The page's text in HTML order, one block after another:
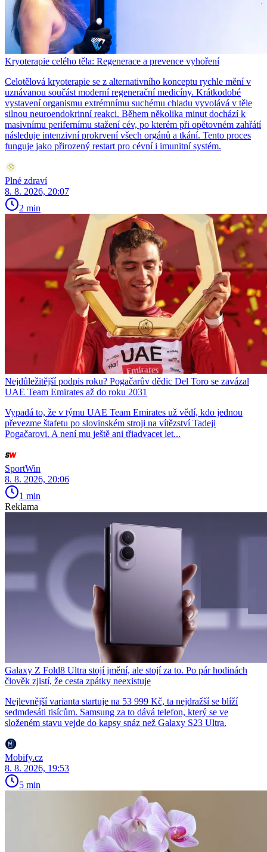
Kryoterapie celého těla: Regenerace a prevence vyhoření
Celotělová kryoterapie se z alternativního konceptu rychle mění v
uznávanou součást moderní regenerační medicíny. Krátkodobé
vystavení organismu extrémnímu suchému chladu vyvolává v těle
silnou neuroendokrinní reakci. Během několika minut dochází k
masivnímu perifernímu stažení cév, po kterém při opětovném zahřátí
následuje intenzivní prokrvení všech orgánů a tkání. Tento proces
funguje jako přirozený restart pro cévní i imunitní systém.
Plné zdraví
8. 8. 2026, 20:07
2 min
Nejdůležitější podpis roku? Pogačarův dědic Del Toro se zavázal
UAE Team Emirates až do roku 2031
Vypadá to, že v týmu UAE Team Emirates už vědí, kdo jednou
převezme štafetu po slovinském stroji na vítězství Tadeji
Pogačarovi. A není mu ještě ani třiadvacet let...
SportWin
8. 8. 2026, 20:06
1 min
Reklama
Galaxy Z Fold8 Ultra stojí jmění, ale stojí za to. Po pár hodinách
člověk zjistí, že cesta zpátky neexistuje
Nejlevnější varianta startuje na 53 999 Kč, ta nejdražší se blíží
sedmdesáti tisícům. Samsung za to dává telefon, který se ve
složeném stavu vejde do kapsy snáz než Galaxy S23 Ultra.
Mobify.cz
8. 8. 2026, 19:53
5 min